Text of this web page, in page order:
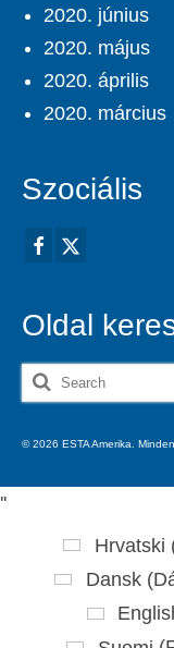
2020. június
2020. május
2020. április
2020. március
Szociális
Oldal
Search
for:
© 2026 ESTA Amerika.
''
Hrvatski
Dansk(